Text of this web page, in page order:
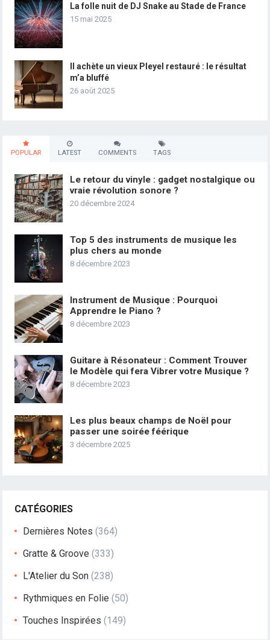
La folle nuit de DJ Snake au Stade de France
15 mai 2025
Il achète un vieux Pleyel restauré : le résultat
m’a bluffé
26 août 2025
POPULAR LATEST COMMENTS TAGS
Le retour du vinyle : gadget nostalgique ou
vraie révolution sonore ?
20 décembre 2024
Top 5 des instruments de musique les
plus chers au monde
8 décembre 2023
Instrument de Musique : Pourquoi
Apprendre le Piano ?
8 décembre 2023
Guitare à Résonateur : Comment Trouver
le Modèle qui fera Vibrer votre Musique ?
8 décembre 2023
Les plus beaux champs de Noël pour
passer une soirée féérique
3 décembre 2025
CATÉGORIES
Dernières Notes (364)
Gratte & Groove (333)
L'Atelier du Son (238)
Rythmiques en Folie (50)
Touches Inspirées (149)